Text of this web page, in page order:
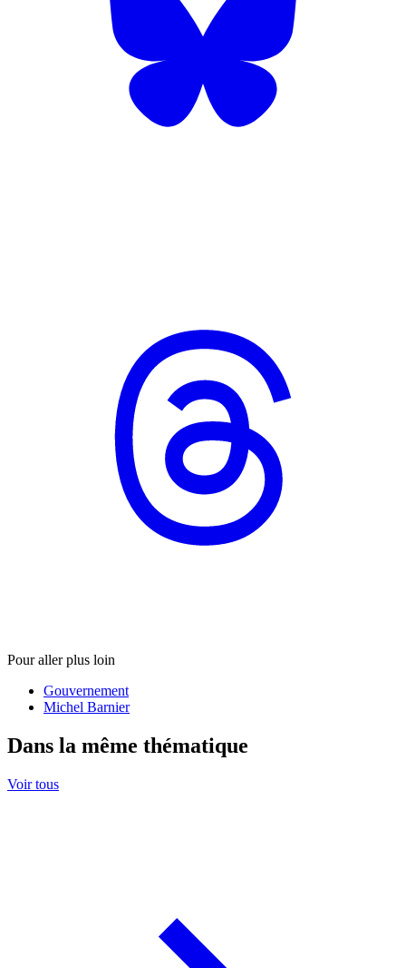
Pour aller plus loin
Gouvernement
Michel Barnier
Dans la même thématique
Voir tous